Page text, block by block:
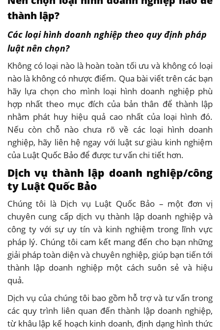
thành lập?
Các loại hình doanh nghiệp theo quy định pháp
luật nên chọn?
Không có loại nào là hoàn toàn tối ưu và không có loại
nào là không có nhược điểm. Qua bài viết trên các bạn
hãy lựa chọn cho mình loại hình doanh nghiệp phù
hợp nhất theo mục đích của bản thân để thành lập
nhằm phát huy hiệu quả cao nhất của loại hình đó.
Nếu còn chỗ nào chưa rõ về các loại hình doanh
nghiệp, hãy liên hệ ngay với luật sư giàu kinh nghiệm
của Luật Quốc Bảo để được tư vấn chi tiết hơn.
Dịch vụ thành lập doanh nghiệp/công
ty Luật Quốc Bảo
Chúng tôi là Dịch vụ Luật Quốc Bảo – một đơn vị
chuyên cung cấp dịch vụ thành lập doanh nghiệp và
công ty với sự uy tín và kinh nghiệm trong lĩnh vực
pháp lý. Chúng tôi cam kết mang đến cho bạn những
giải pháp toàn diện và chuyên nghiệp, giúp bạn tiến tới
thành lập doanh nghiệp một cách suôn sẻ và hiệu
quả.
Dịch vụ của chúng tôi bao gồm hỗ trợ và tư vấn trong
các quy trình liên quan đến thành lập doanh nghiệp,
từ khâu lập kế hoạch kinh doanh, định dạng hình thức